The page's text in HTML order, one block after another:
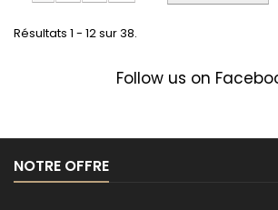
Résultats 1 - 12 sur 38.
Follow us on
NOTRE OFFRE